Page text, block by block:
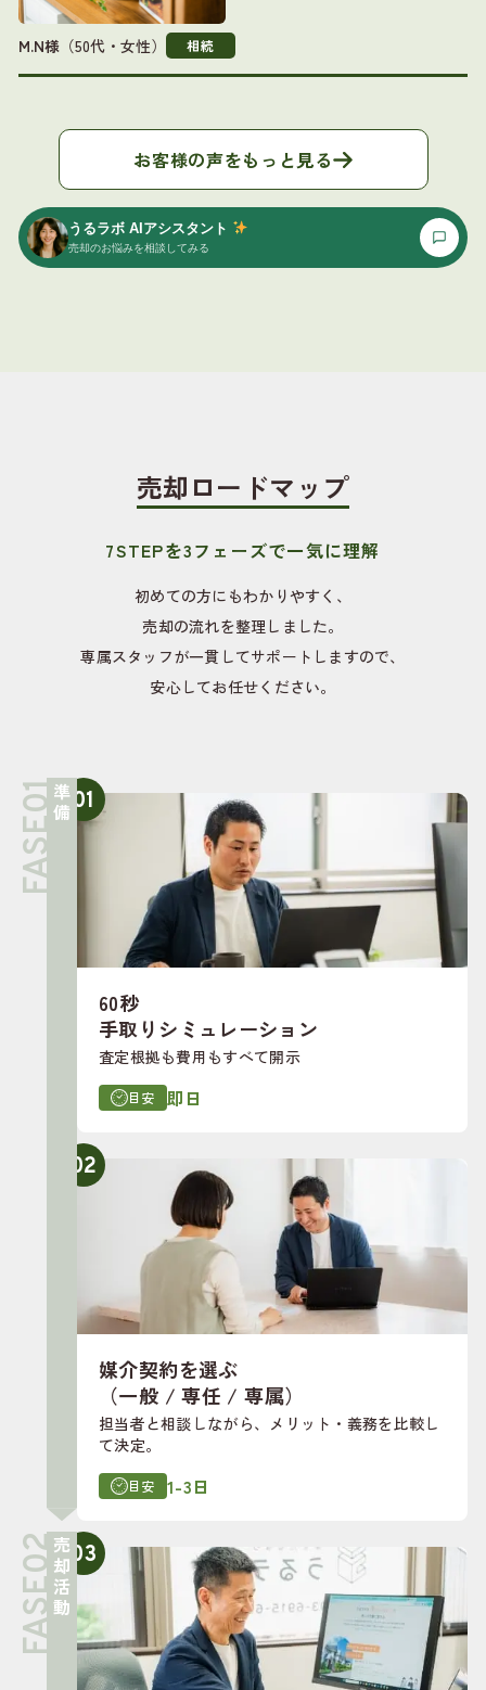
M.N様 （50代・女性） 相続
お客様の声をもっと見る
うるラボ AIアシスタント
売却のお悩みを相談してみる
売却ロードマップ
7STEPを3フェーズで一気に理解
初めての方にもわかりやすく、
売却の流れを整理しました。
専属スタッフが一貫してサポートしますので、
安心してお任せください。
準備 01
60秒
手取りシミュレーション
査定根拠も費用もすべて開示
目安 即日
02
媒介契約を選ぶ
（一般 / 専任 / 専属）
担当者と相談しながら、メリット・義務を比較し
て決定。
目安 1-3日
売却活動 03